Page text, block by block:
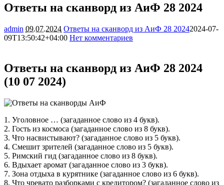
Ответы на сканворд из АиФ 28 2024
admin 09.07.2024 Ответы на сканворд из АиФ 28 20242024-07-
09T13:50:42+04:00 Нет комментариев
Ответы на сканворд из АиФ 28 2024
(10 07 2024)
1. Уголовное … (загаданное слово из 4 букв).
2. Гость из космоса (загаданное слово из 8 букв).
3. Что насвистывают? (загаданное слово из 5 букв).
4. Смешит зрителей (загаданное слово из 5 букв).
5. Римский гид (загаданное слово из 8 букв).
6. Вдыхает аромат (загаданное слово из 3 букв).
7. Зона отдыха в курятнике (загаданное слово из 6 букв).
8. Что чревато разборками с кредитором? (загаданное слово из